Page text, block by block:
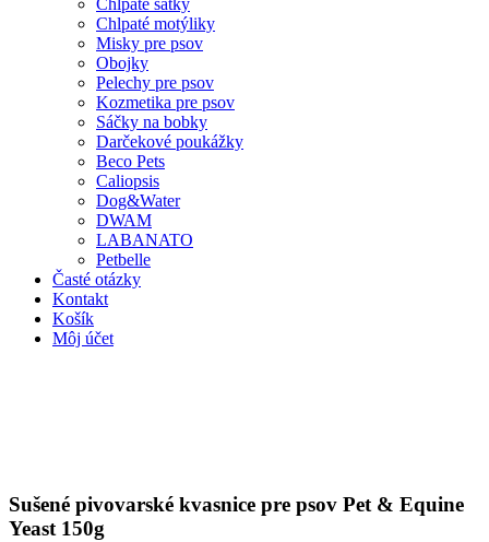
Chlpaté šatky
Chlpaté motýliky
Misky pre psov
Obojky
Pelechy pre psov
Kozmetika pre psov
Sáčky na bobky
Darčekové poukážky
Beco Pets
Caliopsis
Dog&Water
DWAM
LABANATO
Petbelle
Časté otázky
Kontakt
Košík
Môj účet
Sušené pivovarské kvasnice pre psov Pet & Equine
Yeast 150g